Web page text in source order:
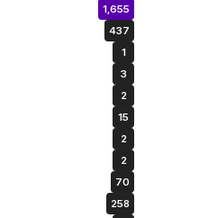
1,655
437
1
3
2
15
2
2
70
258